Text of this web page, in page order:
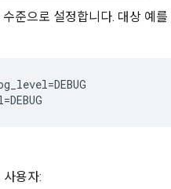
준으로 설정합니다. 대상 예를
용자: